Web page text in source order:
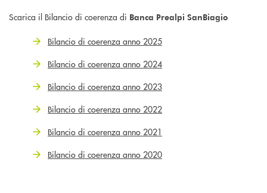
Scarica il Bilancio di coerenza di Banca Prealpi SanBiagio
Bilancio di coerenza anno 2025
Bilancio di coerenza anno 2024
Bilancio di coerenza anno 2023
Bilancio di coerenza anno 2022
Bilancio di coerenza anno 2021
Bilancio di coerenza anno 2020